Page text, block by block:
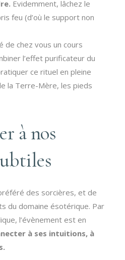
Evidemment, lâchez le
feu (d’où le support non
de chez vous un cours
l’effet purificateur du
ce rituel en pleine
la Terre-Mère, les pieds
à nos
des sorcières, et de
du domaine ésotérique. Par
l’évènement est en
à ses intuitions, à